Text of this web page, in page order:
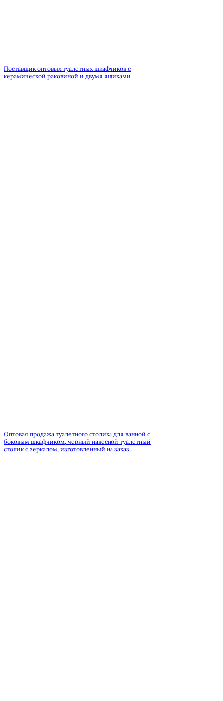
Поставщик оптовых туалетных шкафчиков с
керамической раковиной и двумя ящиками
Оптовая продажа туалетного столика для ванной с
боковым шкафчиком, черный навесной туалетный
столик с зеркалом, изготовленный на заказ